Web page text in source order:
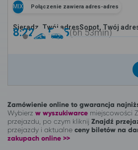
MIX Połączenie zawiera adres-adres
Sieradz, Twój adresSopot, Twój
8:22 -15:15 6h53min
Zamówienie online to gwarancja
Wybierz w wyszukiwarce miejscowości
przejazdu, po czym kliknij Znajdź
przejazdy i aktualne ceny biletów na
zakupach online >>